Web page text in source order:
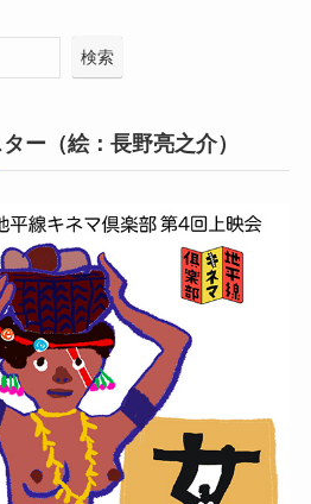
検索
ー（絵：長野亮之介）